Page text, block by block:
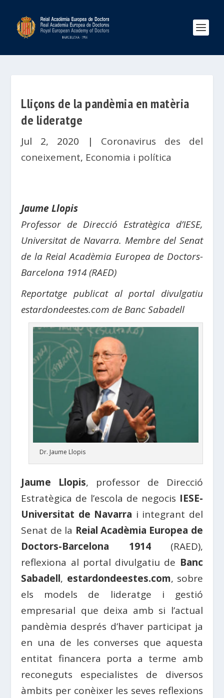
Lliçons de la pandèmia en matèria
de lideratge
Jul 2, 2020 | Coronavirus des del
coneixement, Economia i política
Jaume Llopis
Professor de Direcció Estratègica d’IESE,
Universitat de Navarra. Membre del Senat
de la Reial Acadèmia Europea de Doctors-
Barcelona 1914 (RAED)
Reportatge publicat al portal divulgatiu
estardondeestes.com de Banc Sabadell
Dr. Jaume Llopis
Jaume Llopis, professor de Direcció
Estratègica de l’escola de negocis IESE-
Universitat de Navarra i integrant del
Senat de la Reial Acadèmia Europea de
Doctors-Barcelona 1914(RAED),
reflexiona al portal divulgatiu de Banc
Sabadell, estardondeestes.com, sobre
els models de lideratge i gestió
empresarial que deixa amb si l’actual
pandèmia després d’haver participat ja
en una de les converses que aquesta
entitat financera porta a terme amb
reconeguts especialistes de diversos
àmbits per conèixer les seves reflexions